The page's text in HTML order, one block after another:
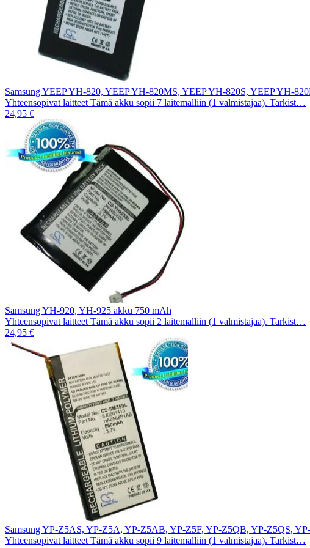
Samsung YEEP YH-820, YEEP YH-820MS, YEEP YH-820S, YEEP YH-
Yhteensopivat laitteet Tämä akku sopii 7 laitemalliin (1 valmistajaa). Tarkist…
24,95 €
Samsung YH-920, YH-925 akku 750 mAh
Yhteensopivat laitteet Tämä akku sopii 2 laitemalliin (1 valmistajaa). Tarkist…
24,95 €
Samsung YP-Z5AS, YP-Z5A, YP-Z5AB, YP-Z5F, YP-Z5QB, YP-Z5QS,
Yhteensopivat laitteet Tämä akku sopii 9 laitemalliin (1 valmistajaa). Tarkist…